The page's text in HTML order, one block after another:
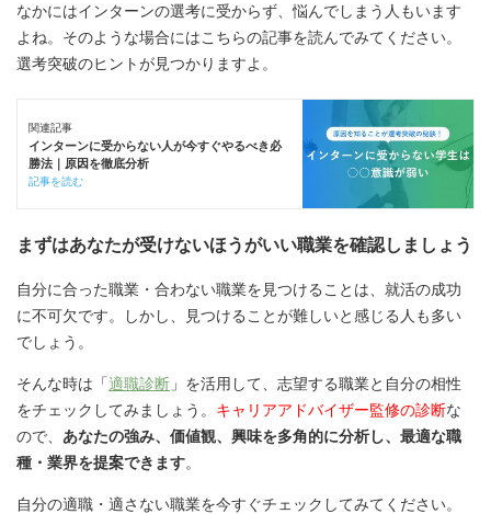
なかにはインターンの選考に受からず、悩んでしまう人もいます
よね。そのような場合にはこちらの記事を読んでみてください。
選考突破のヒントが見つかりますよ。
関連記事
インターンに受からない人が今すぐやるべき必
勝法｜原因を徹底分析
記事を読む
まずはあなたが受けないほうがいい職業を確認しましょう
自分に合った職業・合わない職業を見つけることは、就活の成功
に不可欠です。しかし、見つけることが難しいと感じる人も多い
でしょう。
そんな時は「適職診断 」を活用して、志望する職業と自分の相性
をチェックしてみましょう。 キャリアアドバイザー監修の診断な
ので、 あなたの強み、価値観、興味を多角的に分析し、最適な職
種・業界を提案できます。
自分の適職・適さない職業を今すぐチェックしてみてください。